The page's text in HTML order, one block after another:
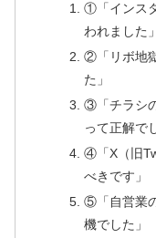
①「インス
われました」
②「リボ地
た」
③「チラシ
って正解で
④「X（旧
べきです」
⑤「自営業
機でした」